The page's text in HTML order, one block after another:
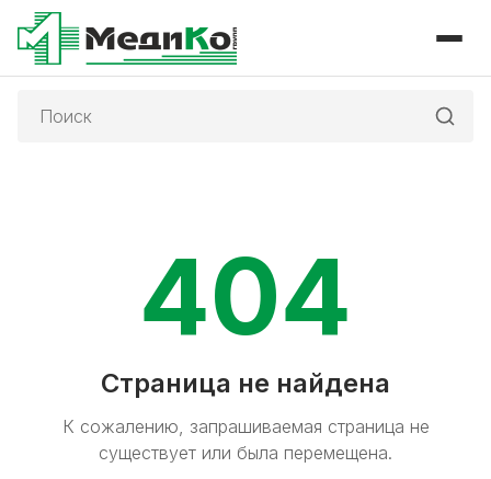
404
Страница не найдена
К сожалению, запрашиваемая страница не
существует или была перемещена.